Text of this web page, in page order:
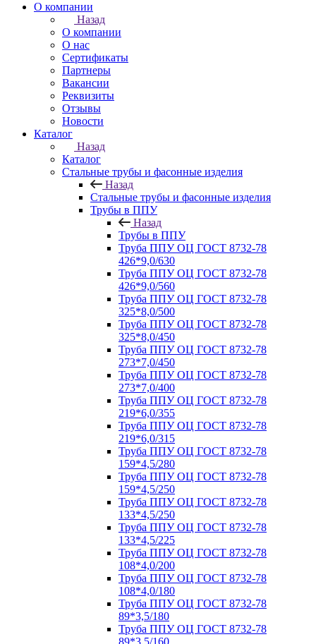
О компании
Назад
О компании
О нас
Сертификаты
Партнеры
Вакансии
Реквизиты
Отзывы
Новости
Каталог
Назад
Каталог
Стальные трубы и фасонные изделия
Назад
Стальные трубы и фасонные изделия
Трубы в ППУ
Назад
Трубы в ППУ
Труба ППУ ОЦ ГОСТ 8732-78
426*9,0/630
Труба ППУ ОЦ ГОСТ 8732-78
426*9,0/560
Труба ППУ ОЦ ГОСТ 8732-78
325*8,0/500
Труба ППУ ОЦ ГОСТ 8732-78
325*8,0/450
Труба ППУ ОЦ ГОСТ 8732-78
273*7,0/450
Труба ППУ ОЦ ГОСТ 8732-78
273*7,0/400
Труба ППУ ОЦ ГОСТ 8732-78
219*6,0/355
Труба ППУ ОЦ ГОСТ 8732-78
219*6,0/315
Труба ППУ ОЦ ГОСТ 8732-78
159*4,5/280
Труба ППУ ОЦ ГОСТ 8732-78
159*4,5/250
Труба ППУ ОЦ ГОСТ 8732-78
133*4,5/250
Труба ППУ ОЦ ГОСТ 8732-78
133*4,5/225
Труба ППУ ОЦ ГОСТ 8732-78
108*4,0/200
Труба ППУ ОЦ ГОСТ 8732-78
108*4,0/180
Труба ППУ ОЦ ГОСТ 8732-78
89*3,5/180
Труба ППУ ОЦ ГОСТ 8732-78
89*3,5/160